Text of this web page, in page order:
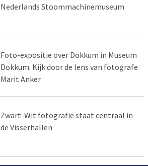
Nederlands Stoommachinemuseum
Foto-expositie over Dokkum in Museum
Dokkum: Kijk door de lens van fotografe
Marit Anker
Zwart-Wit fotografie staat centraal in
de Visserhallen